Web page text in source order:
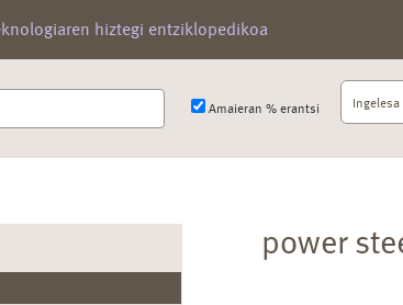
hiztegi entziklopedikoa
Amaieran % erantsi Ingelesa
power